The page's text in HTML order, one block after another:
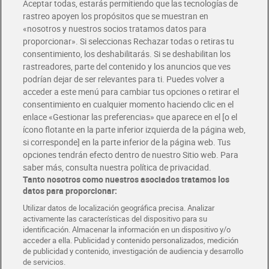
Envío estandar por 4,99€
Glovo y Uber Eats
Solicita tu factura de Glovo o Uber Eats
Únete al CLUB Dia
Disfruta las ventajas y ofertas exclusivas.
Descárgate la APP Dia
Folletos y Tiendas
Descubre las mejores ofertas y busca tu tienda más cercana
Tarjeta MaX Dia
Te devuelve hasta 8€/mes de tus compras.
¡Solicita tu tarjeta de crédito aquí!
COMER MEJOR CADA DIA
COLABORA CON DIA ABRE TU TIENDA DIA CORPORATE
Aceptar todas, estarás permitiendo que las tecnologías de
rastreo apoyen los propósitos que se muestran en
«nosotros y nuestros socios tratamos datos para
proporcionar». Si seleccionas Rechazar todas o retiras tu
consentimiento, los deshabilitarás. Si se deshabilitan los
rastreadores, parte del contenido y los anuncios que ves
podrían dejar de ser relevantes para ti. Puedes volver a
acceder a este menú para cambiar tus opciones o retirar el
consentimiento en cualquier momento haciendo clic en el
enlace «Gestionar las preferencias» que aparece en el [o el
ícono flotante en la parte inferior izquierda de la página web,
si corresponde] en la parte inferior de la página web. Tus
opciones tendrán efecto dentro de nuestro Sitio web. Para
saber más, consulta nuestra política de privacidad.
Tanto nosotros como nuestros asociados tratamos los
datos para proporcionar:
Utilizar datos de localización geográfica precisa. Analizar
activamente las características del dispositivo para su
identificación. Almacenar la información en un dispositivo y/o
acceder a ella. Publicidad y contenido personalizados, medición
de publicidad y contenido, investigación de audiencia y desarrollo
de servicios.